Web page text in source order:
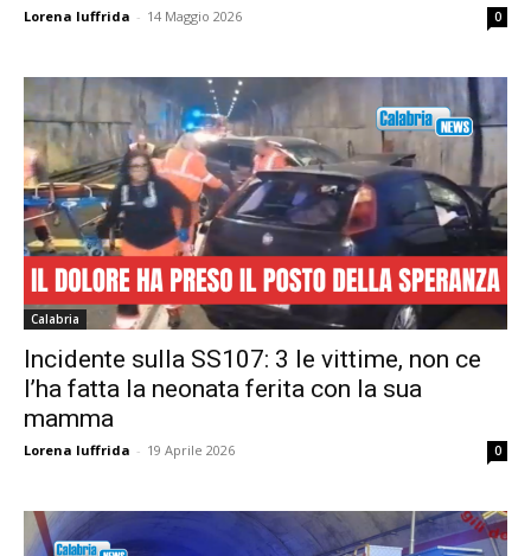
Lorena Iuffrida - 14 Maggio 2026 0
Calabria
Incidente sulla SS107: 3 le vittime, non ce
l’ha fatta la neonata ferita con la sua
mamma
Lorena Iuffrida - 19 Aprile 2026 0